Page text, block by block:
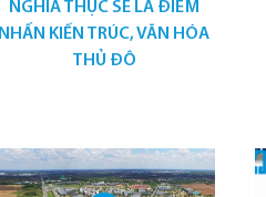
NGHĨA THỤC SẼ LÀ ĐIỂM
NHẤN KIẾN TRÚC, VĂN HÓA
THỦ ĐÔ